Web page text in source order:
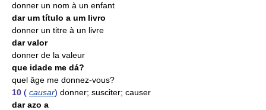
donner un nom à un enfant
dar um título a um livro
donner un titre à un livre
dar valor
donner de la valeur
que idade me dá?
quel âge me donnez-vous?
10 ( causar) donner; susciter; causer
dar azo a